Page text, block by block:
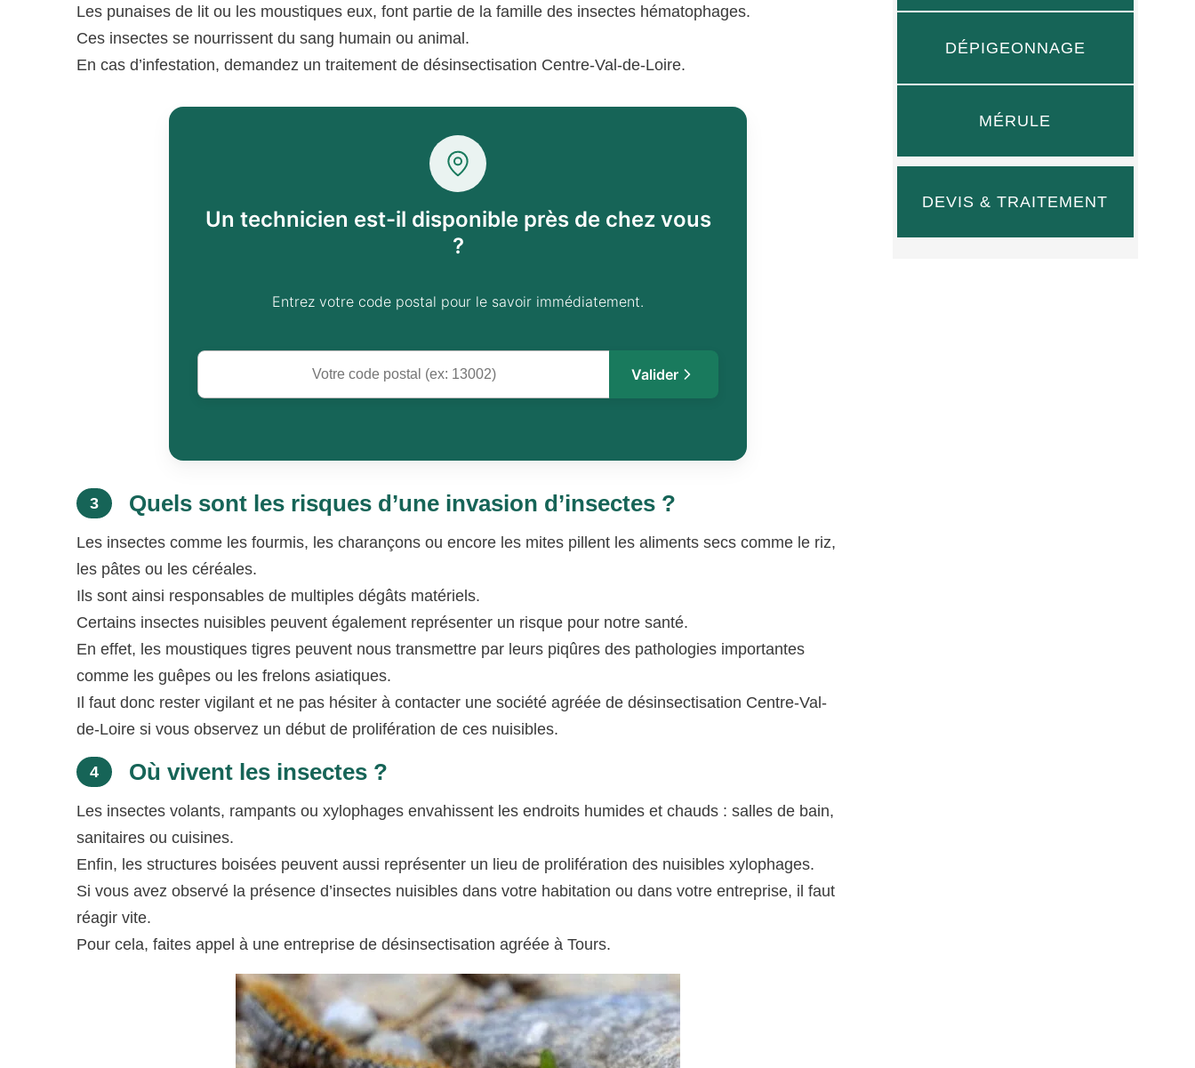
Les punaises de lit ou les moustiques eux, font partie de la famille des insectes hématophages.
Ces insectes se nourrissent du sang humain ou animal.
En cas d’infestation, demandez un traitement de désinsectisation Centre-Val-de-Loire.
Un technicien est-il disponible près de chez vous
?
Entrez votre code postal pour le savoir immédiatement.
Valider
3 Quels sont les risques d’une invasion d’insectes ?
Les insectes comme les fourmis, les charançons ou encore les mites pillent les aliments secs comme le riz,
les pâtes ou les céréales.
Ils sont ainsi responsables de multiples dégâts matériels.
Certains insectes nuisibles peuvent également représenter un risque pour notre santé.
En effet, les moustiques tigres peuvent nous transmettre par leurs piqûres des pathologies importantes
comme les guêpes ou les frelons asiatiques.
Il faut donc rester vigilant et ne pas hésiter à contacter une société agréée de désinsectisation Centre-Val-
de-Loire si vous observez un début de prolifération de ces nuisibles.
4 Où vivent les insectes ?
Les insectes volants, rampants ou xylophages envahissent les endroits humides et chauds : salles de bain,
sanitaires ou cuisines.
Enfin, les structures boisées peuvent aussi représenter un lieu de prolifération des nuisibles xylophages.
Si vous avez observé la présence d’insectes nuisibles dans votre habitation ou dans votre entreprise, il faut
réagir vite.
Pour cela, faites appel à une entreprise de désinsectisation agréée à Tours.
DÉPIGEONNAGE
MÉRULE
DEVIS & TRAITEMENT